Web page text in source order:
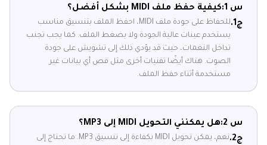
س 1:
كيفية حفظ ملف MIDI بشكل أفضل؟
ج1.
للحفاظ على جودة ملف MIDI، احفظ الملف بتنسيق مناسب
يستخدم عينات عالية الجودة ولا يضغط الملف. كما يجب تجنب
تداخل النغمات، حيث قد يؤدي ذلك إلى تشويش على جودة
الصوت. هناك أيضًا تقنيات أخرى مثل قص أي بيانات غير
مستخدمة أثناء حفظ الملف.
س 2:
هل يمكنني التحويل MIDI إلى MP3؟
ج2.
نعم، يمكن تحويل MIDI بكفاءة إلى تنسيق MP3. ما تحتاج إلى